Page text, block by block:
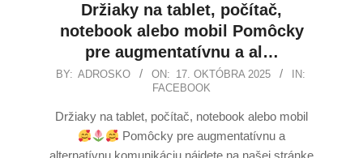
Držiaky na tablet, počítač,
notebook alebo mobil Pomôcky
pre augmentatívnu a al…
BY: ADROSKO ON: 17. OKTÓBRA 2025
IN:
FACEBOOK
Držiaky na tablet, počítač, notebook alebo mobil
Pomôcky pre augmentatívnu a